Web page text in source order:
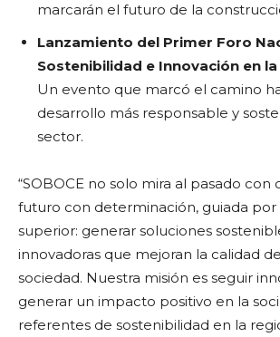
marcarán el futuro de la
Lanzamiento del Primer Foro
Sostenibilidad e Innovación en
Un evento que marcó el camino
desarrollo más responsable y
sector.
“SOBOCE no solo mira al pasado con
futuro con determinación, guiada por
superior: generar soluciones
innovadoras que mejoran la calidad
sociedad. Nuestra misión es seguir
generar un impacto positivo en la
referentes de sostenibilidad en la